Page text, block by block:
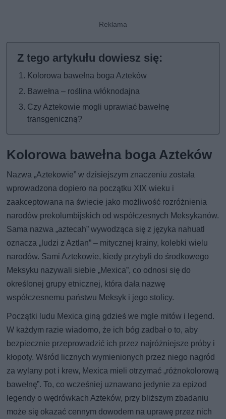
Kolorowa bawełna boga Azteków
Bawełna – roślina włóknodajna
Czy Aztekowie mogli uprawiać bawełnę
transgeniczną?
Kolorowa bawełna boga Azteków
Nazwa „Aztekowie” w dzisiejszym znaczeniu została
wprowadzona dopiero na początku XIX wieku i
zaakceptowana na świecie jako możliwość rozróżnienia
narodów prekolumbijskich od współczesnych Meksykanów.
Sama nazwa „aztecah” wywodząca się z języka nahuatl
oznacza „ludzi z Aztlan” – mitycznej krainy, kolebki wielu
narodów. Sami Aztekowie, kiedy przybyli do środkowego
Meksyku nazywali siebie „Mexica”, co odnosi się do
określonej grupy etnicznej, która dała nazwę
współczesnemu państwu Meksyk i jego stolicy.
Początki ludu Mexica giną gdzieś we mgle mitów i legend.
W każdym razie wiadomo, że ich bóg zadbał o to, aby
bezpiecznie przeprowadzić ich przez najróżniejsze próby i
kłopoty. Wśród licznych wymienionych przez niego nagród
za wylany pot i krew, Mexica mieli otrzymać „różnokolorową
bawełnę”. To, co wcześniej uznawano jedynie za epizod
legendy o wędrówkach Azteków, przy bliższym zbadaniu
może się okazać cennym dowodem na uprawę przez nich